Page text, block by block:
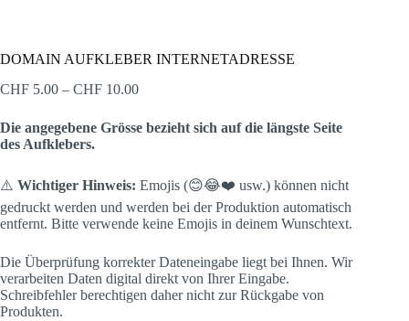
DOMAIN AUFKLEBER INTERNETADRESSE
CHF 5.00 – CHF 10.00Preisspanne:
bis
CHF 10.00
Die angegebene Grösse bezieht sich auf die längste Seite
des Aufklebers.
⚠️ Wichtiger Hinweis: Emojis (😊😂❤️ usw.) können nicht
gedruckt werden und werden bei der Produktion automatisch
entfernt. Bitte verwende keine Emojis in deinem Wunschtext.
Die Überprüfung korrekter Dateneingabe liegt bei Ihnen. Wir
verarbeiten Daten digital direkt von Ihrer Eingabe.
Schreibfehler berechtigen daher nicht zur Rückgabe von
Produkten.